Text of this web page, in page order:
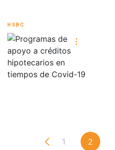
HSBC
1 2